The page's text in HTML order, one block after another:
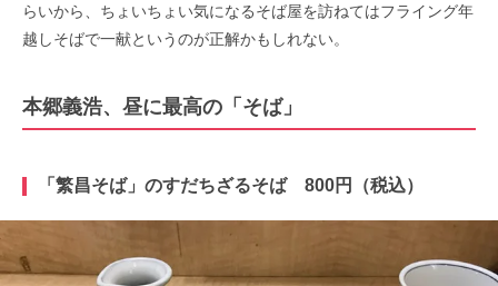
らいから、ちょいちょい気になるそば屋を訪ねてはフライング年
越しそばで一献というのが正解かもしれない。
本郷義浩、昼に最高の「そば」
「繁昌そば」のすだちざるそば 800円（税込）